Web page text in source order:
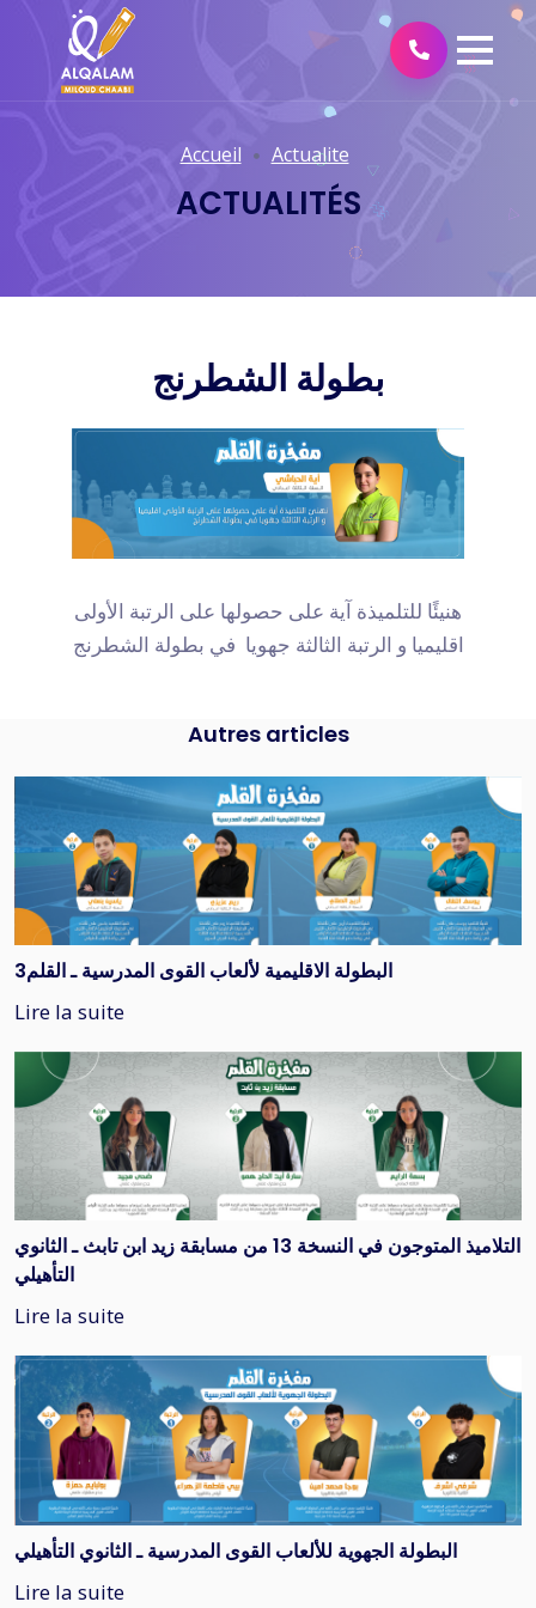
Accueil Actualite
ACTUALITÉS
بطولة الشطرنج
هنيئًا للتلميذة آية على حصولها على الرتبة الأولى
اقليميا و الرتبة الثالثة جهويا في بطولة الشطرنج
Autres articles
البطولة الاقليمية لألعاب القوى المدرسية ـ القلم3
Lire la suite
التلاميذ المتوجون في النسخة 13 من مسابقة زيد ابن تابث ـ الثانوي
التأهيلي
Lire la suite
البطولة الجهوية للألعاب القوى المدرسية ـ الثانوي التأهيلي
Lire la suite